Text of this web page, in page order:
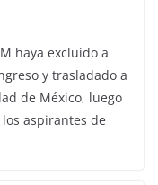
haya excluido a
y trasladado a
de México, luego
aspirantes de